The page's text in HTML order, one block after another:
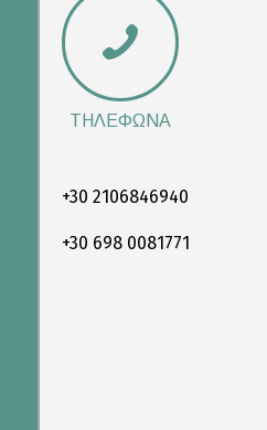
ΤΗΛΕΦΩΝΑ
+30 2106846940
+30 698 0081771